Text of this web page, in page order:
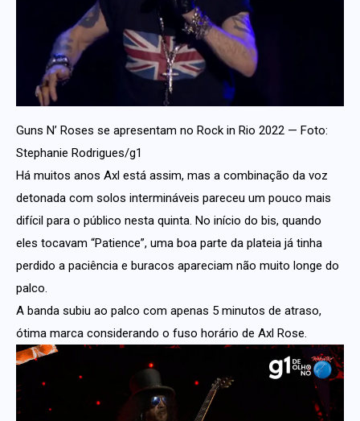
Guns N’ Roses se apresentam no Rock in Rio 2022 — Foto:
Stephanie Rodrigues/g1
Há muitos anos Axl está assim, mas a combinação da voz
detonada com solos intermináveis pareceu um pouco mais
difícil para o público nesta quinta. No início do bis, quando
eles tocavam “Patience”, uma boa parte da plateia já tinha
perdido a paciência e buracos apareciam não muito longe do
palco.
A banda subiu ao palco com apenas 5 minutos de atraso,
ótima marca considerando o fuso horário de Axl Rose.